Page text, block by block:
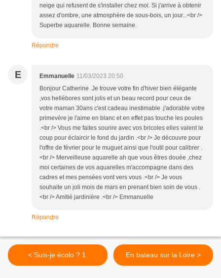
neige qui refusent de s'installer chez moi. Si j'arrive à obtenir
assez d'ombre, une atmosphère de sous-bois, un jour...<br />
Superbe aquarelle. Bonne semaine.
Répondre
E Emmanuelle 11/03/2023 20:50
Bonjour Catherine .Je trouve votre fin d'hiver bien élégante
,vos hellébores sont jolis et un beau record pour ceux de
votre maman 30ans c'est cadeau inestimable .j'adorable votre
primevère je l'aime en blanc et en effet pas touche les poules
.<br /> Vous me faites sourire avec vos bricoles elles valent le
coup pour éclaircir le fond du jardin .<br /> Je découvre pour
l'offre de février pour le muguet ainsi que l'outil pour calibrer .
<br /> Merveilleuse aquarelle ah que vous êtres douée ,chez
moi certaines de vos aquarelles m'accompagne dans des
cadres et mes pensées vont vers vous .<br /> Je vous
souhaite un joli mois de mars en prenant bien soin de vous .
<br /> Amitié jardinière .<br /> Emmanuelle
Répondre
< Suis-je écolo ? 1. En bateau sur la Loire >